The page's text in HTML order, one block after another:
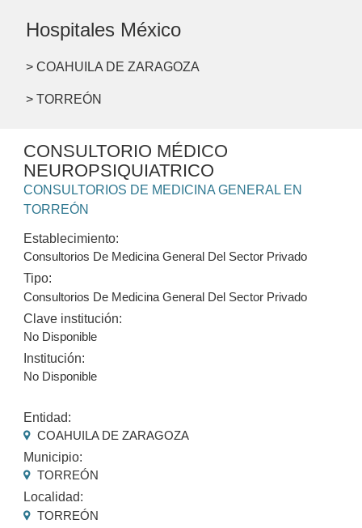
Hospitales México
> COAHUILA DE ZARAGOZA
> TORREÓN
CONSULTORIO MÉDICO
NEUROPSIQUIATRICO
CONSULTORIOS DE MEDICINA GENERAL EN
TORREÓN
Establecimiento:
Consultorios De Medicina General Del Sector Privado
Tipo:
Consultorios De Medicina General Del Sector Privado
Clave institución:
No Disponible
Institución:
No Disponible
Entidad:
COAHUILA DE ZARAGOZA
Municipio:
TORREÓN
Localidad:
TORREÓN